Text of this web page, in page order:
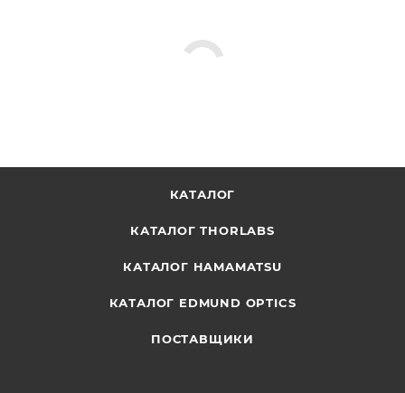
КАТАЛОГ
КАТАЛОГ THORLABS
КАТАЛОГ HAMAMATSU
КАТАЛОГ EDMUND OPTICS
ПОСТАВЩИКИ